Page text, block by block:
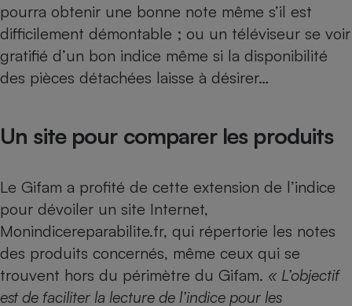
pourra obtenir une bonne note même s’il est
difficilement démontable ; ou un téléviseur se voir
gratifié d’un bon indice même si la disponibilité
des pièces détachées laisse à désirer…
Un site pour comparer les produits
Le Gifam a profité de cette extension de l’indice
pour dévoiler un site Internet,
Monindicereparabilite.fr, qui répertorie les notes
des produits concernés, même ceux qui se
trouvent hors du périmètre du Gifam. « L’objectif
est de faciliter la lecture de l’indice pour les